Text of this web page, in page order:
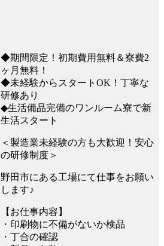
◆期間限定！初期費用無料＆寮費2
ヶ月無料！
◆未経験からスタートOK！丁寧な
研修あり
◆生活備品完備のワンルーム寮で新
生活スタート
＜製造業未経験の方も大歓迎！安心
の研修制度＞
野田市にある工場にて仕事をお願い
します♪
【お仕事内容】
・印刷物に不備がないか検品
・丁合の確認